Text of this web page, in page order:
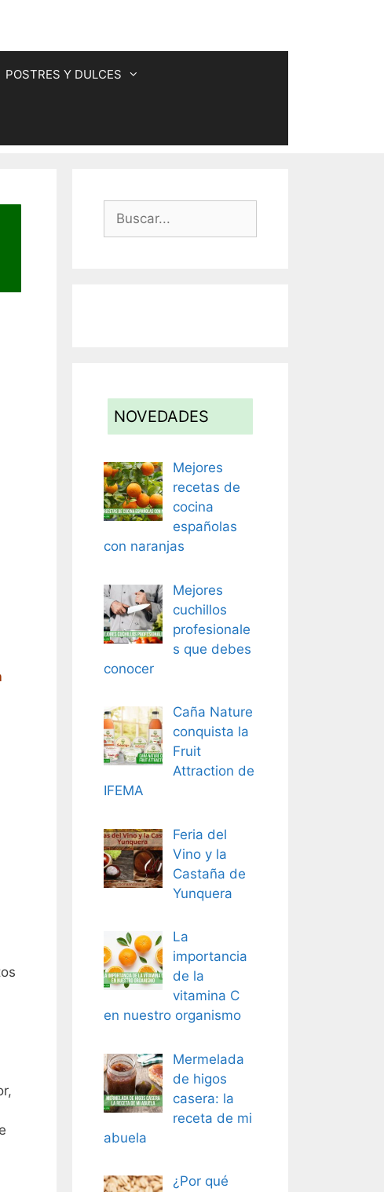
POSTRES Y DULCES
Buscar:
NOVEDADES
Mejores
recetas de
cocina
españolas
con naranjas
Mejores
cuchillos
profesionale
s que debes
conocer
Caña Nature
conquista la
Fruit
Attraction de
IFEMA
Feria del
Vino y la
Castaña de
Yunquera
La
importancia
de la
vitamina C
en nuestro organismo
Mermelada
de higos
casera: la
receta de mi
abuela
¿Por qué